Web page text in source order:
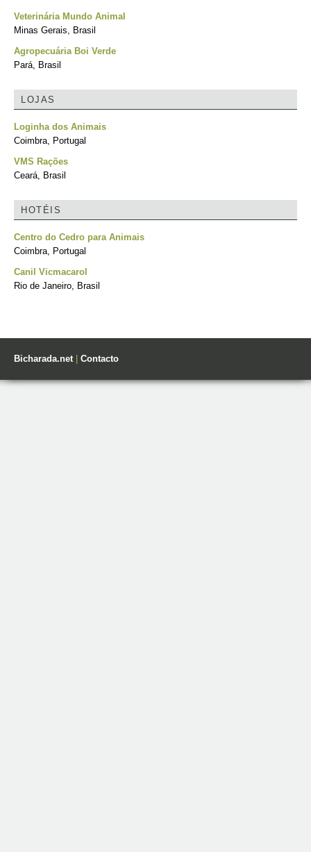
Veterinária Mundo Animal
Minas Gerais, Brasil
Agropecuária Boi Verde
Pará, Brasil
LOJAS
Loginha dos Animais
Coimbra, Portugal
VMS Rações
Ceará, Brasil
HOTÉIS
Centro do Cedro para Animais
Coimbra, Portugal
Canil Vicmacarol
Rio de Janeiro, Brasil
Bicharada.net| Contacto